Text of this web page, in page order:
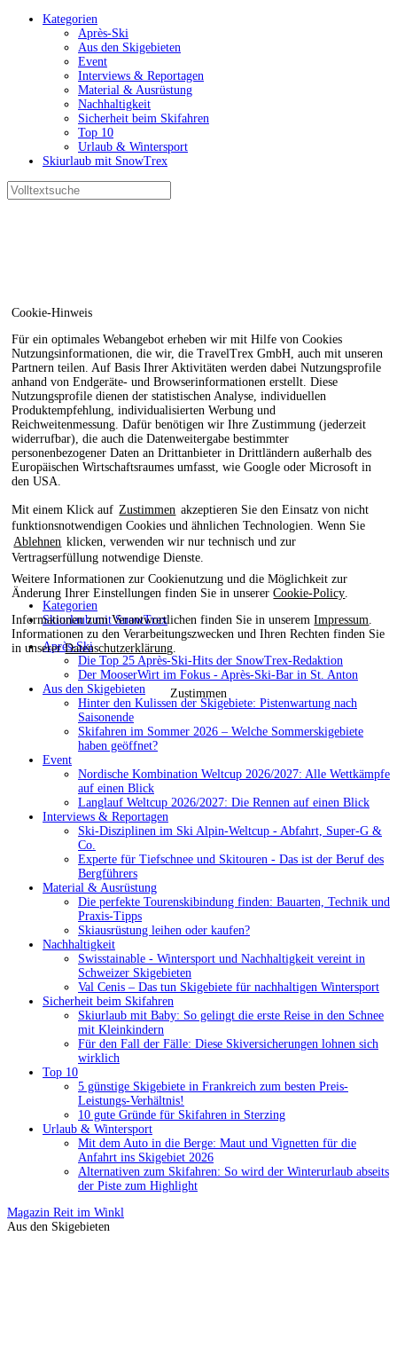
Cookie-Hinweis
Für ein optimales Webangebot erheben wir mit Hilfe von Cookies
Nutzungsinformationen, die wir, die TravelTrex GmbH, auch mit unseren
Partnern teilen. Auf Basis Ihrer Aktivitäten werden dabei Nutzungsprofile
anhand von Endgeräte- und Browserinformationen erstellt. Diese
Nutzungsprofile dienen der statistischen Analyse, individuellen
Produktempfehlung, individualisierten Werbung und
Reichweitenmessung. Dafür benötigen wir Ihre Zustimmung (jederzeit
widerrufbar), die auch die Datenweitergabe bestimmter
personenbezogener Daten an Drittanbieter in Drittländern außerhalb des
Europäischen Wirtschaftsraumes umfasst, wie Google oder Microsoft in
den USA.
Mit einem Klick auf Zustimmen akzeptieren Sie den Einsatz von nicht
funktionsnotwendigen Cookies und ähnlichen Technologien. Wenn Sie
Ablehnen klicken, verwenden wir nur technisch und zur
Vertragserfüllung notwendige Dienste.
Weitere Informationen zur Cookienutzung und die Möglichkeit zur
Änderung Ihrer Einstellungen finden Sie in unsererCookie-Policy
Informationen zum Verantwortlichen finden Sie in unseremImpressum
Informationen zu den Verarbeitungszwecken und Ihren Rechten finden Sie
in unsererDatenschutzerklärung
Zustimmen
Kategorien
Après-Ski
Aus den Skigebieten
Event
Interviews & Reportagen
Material & Ausrüstung
Nachhaltigkeit
Sicherheit beim Skifahren
Top 10
Urlaub & Wintersport
Skiurlaub mit SnowTrex
Kategorien
Skiurlaub mit SnowTrex
Après-Ski
Die Top 25 Après-Ski-Hits der SnowTrex-Redaktion
Der MooserWirt im Fokus - Après-Ski-Bar in St. Anton
Aus den Skigebieten
Hinter den Kulissen der Skigebiete: Pistenwartung nach
Saisonende
Skifahren im Sommer 2026 – Welche Sommerskigebiete
haben geöffnet?
Event
Nordische Kombination Weltcup 2026/2027: Alle Wettkämpfe
auf einen Blick
Langlauf Weltcup 2026/2027: Die Rennen auf einen Blick
Interviews & Reportagen
Ski-Disziplinen im Ski Alpin-Weltcup - Abfahrt, Super-G &
Co.
Experte für Tiefschnee und Skitouren - Das ist der Beruf des
Bergführers
Material & Ausrüstung
Die perfekte Tourenskibindung finden: Bauarten, Technik und
Praxis-Tipps
Skiausrüstung leihen oder kaufen?
Nachhaltigkeit
Swisstainable - Wintersport und Nachhaltigkeit vereint in
Schweizer Skigebieten
Val Cenis – Das tun Skigebiete für nachhaltigen Wintersport
Sicherheit beim Skifahren
Skiurlaub mit Baby: So gelingt die erste Reise in den Schnee
mit Kleinkindern
Für den Fall der Fälle: Diese Skiversicherungen lohnen sich
wirklich
Top 10
5 günstige Skigebiete in Frankreich zum besten Preis-
Leistungs-Verhältnis!
10 gute Gründe für Skifahren in Sterzing
Urlaub & Wintersport
Mit dem Auto in die Berge: Maut und Vignetten für die
Anfahrt ins Skigebiet 2026
Alternativen zum Skifahren: So wird der Winterurlaub abseits
der Piste zum Highlight
Magazin Reit im Winkl
Aus den Skigebieten